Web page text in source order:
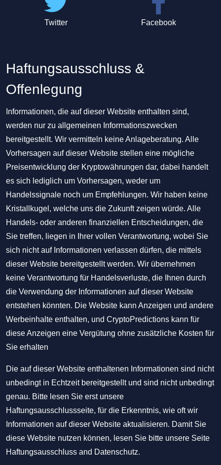
Twitter Facebook
Haftungsausschluss &
Offenlegung
Informationen, die auf dieser Website enthalten sind,
werden nur zu allgemeinen Informationszwecken
bereitgestellt. Wir vermitteln keine Anlageberatung. Alle
Vorhersagen auf dieser Website stellen eine mögliche
Preisentwicklung der Kryptowährungen dar, dabei handelt
es sich lediglich um Vorhersagen, weder um
Handelssignale noch um Empfehlungen. Wir haben keine
Kristallkugel, welche uns die Zukunft zeigen würde. Alle
Handels- oder anderen finanziellen Entscheidungen, die
Sie treffen, liegen in Ihrer vollen Verantwortung, wobei Sie
sich nicht auf Informationen verlassen dürfen, die mittels
dieser Website bereitgestellt werden. Wir übernehmen
keine Verantwortung für Handelsverluste, die Ihnen durch
die Verwendung der Informationen auf dieser Website
entstehen könnten. Die Website kann Anzeigen und andere
Werbeinhalte enthalten, und CryptoPredictions kann für
diese Anzeigen eine Vergütung ohne zusätzliche Kosten für
Sie erhalten
Die auf dieser Website enthaltenen Informationen sind nicht
unbedingt in Echtzeit bereitgestellt und sind nicht unbedingt
genau. Bitte lesen Sie erst unsere
Haftungsausschlussseite, für die Erkenntnis, wie oft wir
Informationen auf dieser Website aktualisieren. Damit Sie
diese Website nutzen können, lesen Sie bitte unsere Seite
Haftungsausschluss and Datenschutz.